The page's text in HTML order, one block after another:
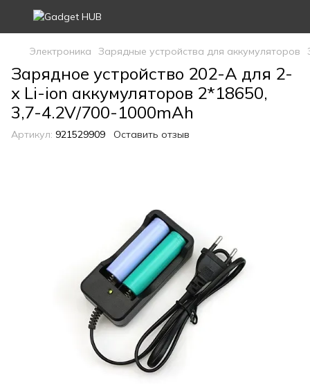
Электроника Зарядные устройства для аккумуляторов
Зарядное устройство 202-A для 2-
х Li-ion аккумуляторов 2*18650,
3,7-4.2V/700-1000mAh
Артикул: 921529909 Оставить отзыв